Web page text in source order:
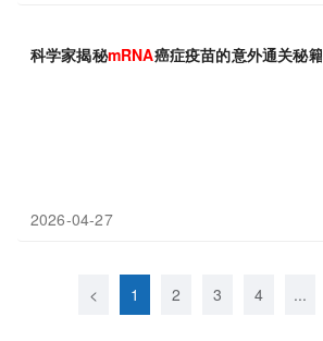
科学家揭秘mRNA癌症疫苗的意外通关秘籍
2026-04-27
< 1 2 3 4 ...